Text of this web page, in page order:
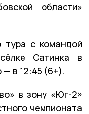
области»
тура с командой
Сатинка в
— в 12:45 (6+).
в зону «Юг-2»
чемпионата